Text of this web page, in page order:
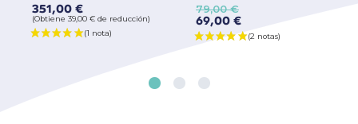
(Obtiene 39,00 € de reducción)
351,00 € 79,00 €
69,00 €